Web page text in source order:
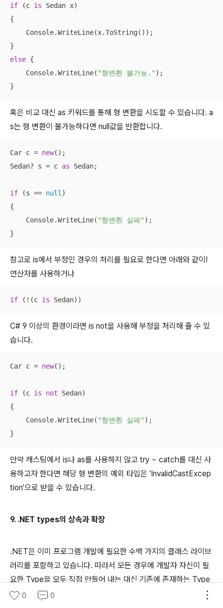
if (c is Sedan x)
{
    Console.WriteLine(x.ToString());
else {
    Console.WriteLine(
"형변환 불가능." );
}
혹은 비교 대신 as 키워드를 통해 형 변환을 시도할 수 있습니다. a
s는 형 변환이 불가능하다면 null값을 반환합니다.
Car c = new();
Sedan? s = c as Sedan;
if (s == null )
{
    Console.WriteLine(
"형변환 실패" );
}
참고로 is에서 부정인 경우의 처리를 필요로 한다면 아래와 같이!
연산자를 사용하거나
if (!(c is Sedan))
C# 9 이상의 환경이라면 is not을 사용해 부정을 처리해 줄 수 있
습니다.
Car c = new();
if (c is not Sedan)
{
    Console.WriteLine(
"형변환 실패" );
}
만약 캐스팅에서 is나 as를 사용하지 않고 try ~ catch를 대신 사
용하고자 한다면 해당 형 변환의 예외 타입은 'InvalidCastExcep
tion'으로 받을 수 있습니다.
9. .NET types의 상속과 확장
.NET은 이미 프로그램 개발에 필요한 수백 가지의 클래스 라이브
러리를 포함하고 있습니다. 따라서 모든 경우에 개발자 자신이 필
요한 Type을 모두 직접 만들어 내는 대신 기존에 존재하는 Type
을 상속받아 새로운 Type을 구현하는 것도 개발의 효휼성을 위한
0 0